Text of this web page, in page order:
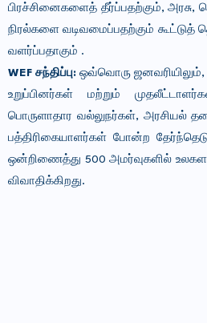
பிரச்சினைகளைத் தீர்ப்பதற்கும், அரசு,
நிரல்களை வடிவமைப்பதற்கும்
வளர்ப்பதாகும் .
WEF சந்திப்பு: ஒவ்வொரு
உறுப்பினர்கள் மற்றும்
பொருளாதார வல்லுநர்கள், அரசியல்
பத்திரிகையாளர்கள் போன்ற
ஒன்றிணைத்து 500 அமர்வுகளில்
விவாதிக்கிறது.